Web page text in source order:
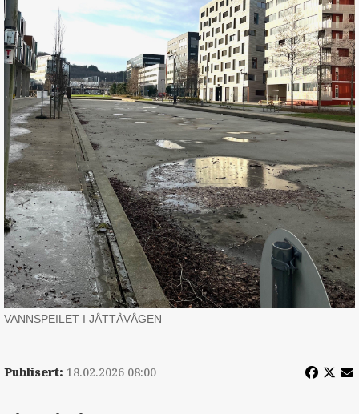
VANNSPEILET I JÅTTÅVÅGEN
Publisert: 18.02.2026 08:00